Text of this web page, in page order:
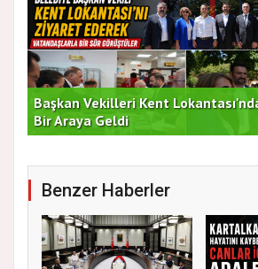
Başkan Vekilleri Kent
Bir Araya Geldi
Benzer Haberler